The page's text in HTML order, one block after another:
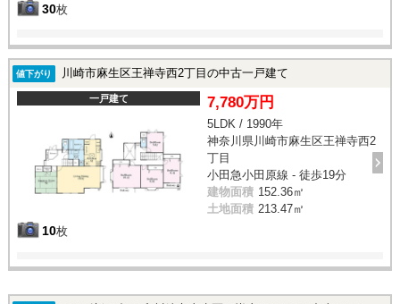
30枚
値下がり 川崎市麻生区王禅寺西2丁目の中古一戸建て
一戸建て
10枚
7,780万円
5LDK / 1990年
神奈川県川崎市麻生区王禅寺西2
丁目
小田急小田原線 - 徒歩19分
建物面積 152.36㎡
土地面積 213.47㎡